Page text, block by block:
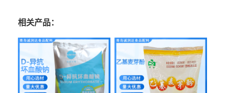
相关产品：